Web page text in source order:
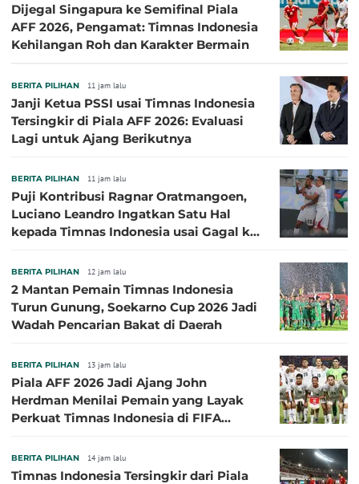
Dijegal Singapura ke Semifinal Piala
AFF 2026, Pengamat: Timnas Indonesia
Kehilangan Roh dan Karakter Bermain
BERITA PILIHAN 11 jam lalu
Janji Ketua PSSI usai Timnas Indonesia
Tersingkir di Piala AFF 2026: Evaluasi
Lagi untuk Ajang Berikutnya
BERITA PILIHAN 11 jam lalu
Puji Kontribusi Ragnar Oratmangoen,
Luciano Leandro Ingatkan Satu Hal
kepada Timnas Indonesia usai Gagal ke
BERITA PILIHAN 12 jam lalu
2 Mantan Pemain Timnas Indonesia
Turun Gunung, Soekarno Cup 2026 Jadi
Wadah Pencarian Bakat di Daerah
BERITA PILIHAN 13 jam lalu
Piala AFF 2026 Jadi Ajang John
Herdman Menilai Pemain yang Layak
Perkuat Timnas Indonesia di FIFA
BERITA PILIHAN 14 jam lalu
Timnas Indonesia Tersingkir dari Piala